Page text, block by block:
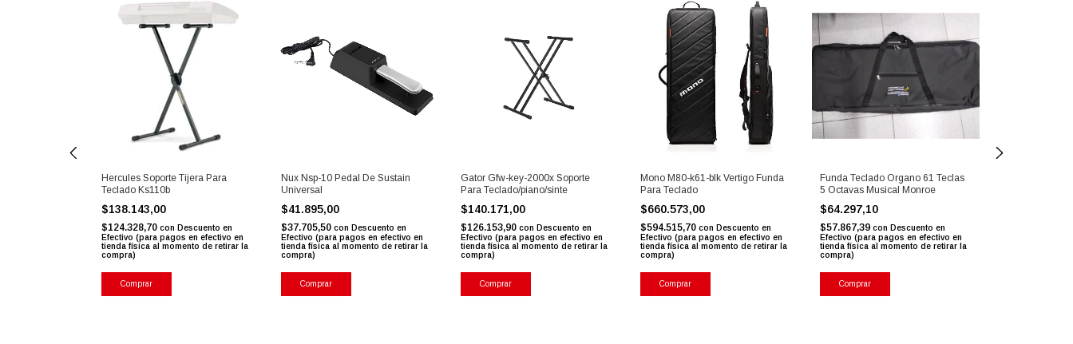
Hercules Soporte Tijera Para
Teclado Ks110b
$138.143,00
$124.328,70 con Descuento en
Efectivo (para pagos en efectivo en
tienda física al momento de retirar la
compra)
Nux Nsp-10 Pedal De Sustain
Universal
$41.895,00
$37.705,50 con Descuento en
Efectivo (para pagos en efectivo en
tienda física al momento de retirar la
compra)
Gator Gfw-key-2000x Soporte
Para Teclado/piano/sinte
$140.171,00
$126.153,90 con Descuento en
Efectivo (para pagos en efectivo en
tienda física al momento de retirar la
compra)
Mono M80-k61-blk Vertigo Funda
Para Teclado
$660.573,00
$594.515,70 con Descuento en
Efectivo (para pagos en efectivo en
tienda física al momento de retirar la
compra)
Funda Teclado Organo 61 Teclas
5 Octavas Musical Monroe
$64.297,10
$57.867,39 con Descuento en
Efectivo (para pagos en efectivo en
tienda física al momento de retirar la
compra)